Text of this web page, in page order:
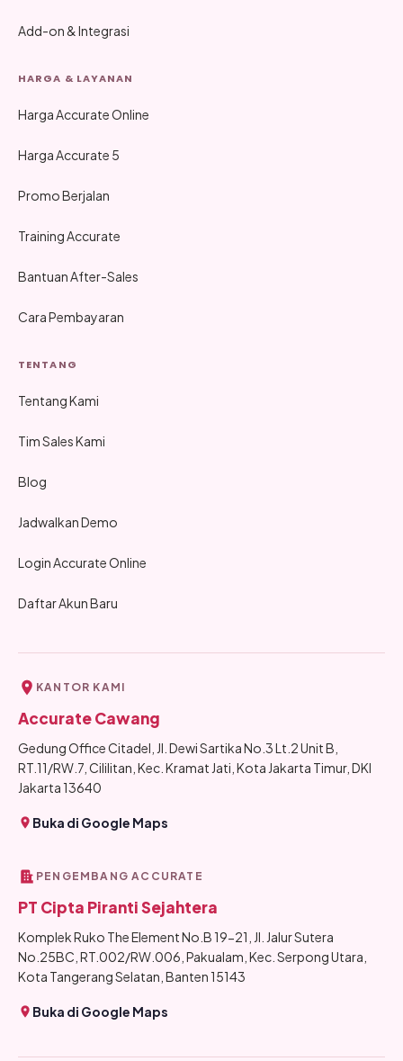
Add-on & Integrasi
HARGA & LAYANAN
Harga Accurate Online
Harga Accurate 5
Promo Berjalan
Training Accurate
Bantuan After-Sales
Cara Pembayaran
TENTANG
Tentang Kami
Tim Sales Kami
Blog
Jadwalkan Demo
Login Accurate Online
Daftar Akun Baru
KANTOR KAMI
Accurate Cawang
Gedung Office Citadel, Jl. Dewi Sartika No.3 Lt.2 Unit B,
RT.11/RW.7, Cililitan, Kec. Kramat Jati, Kota Jakarta Timur, DKI
Jakarta 13640
Buka di Google Maps
PENGEMBANG ACCURATE
PT Cipta Piranti Sejahtera
Komplek Ruko The Element No.B 19-21, Jl. Jalur Sutera
No.25BC, RT.002/RW.006, Pakualam, Kec. Serpong Utara,
Kota Tangerang Selatan, Banten 15143
Buka di Google Maps